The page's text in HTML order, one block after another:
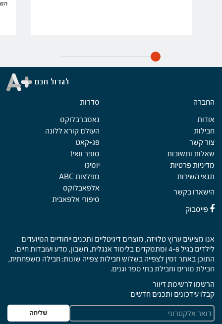
Footer
החברה
אודות
חבילות
צור קשר
שאלות ותשובות
מדיניות פרטיות
תנאי השירות
הישארו בקשר
פייסבוק
סדרות
נאמברבלוקס
העולם קורא ללונה
פג+קאט
סופר וואי!
יומיגו
מפלצות ABC
אלפאבלוקס
סיפורי אלפאבית
אנו מציעים ערוץ טלויזה, מוצרים דיגיטליים ותכנים ייחודיים המיועדים
לילדים בגיל 4-8 ומתמקדים בלימוד אנגלית, חשבון, מדע ועובדות חיים.
התוכן באתר זמין לצפייה בשלוש חבילות צפייה שונות: חבילה משפחתית,
חבילת מורים וחבילת בתי ספר וגנים.
הרשמו לרשימת דיוור
קבלו עידכונים ותכנים חדשים
E
m
שליחה